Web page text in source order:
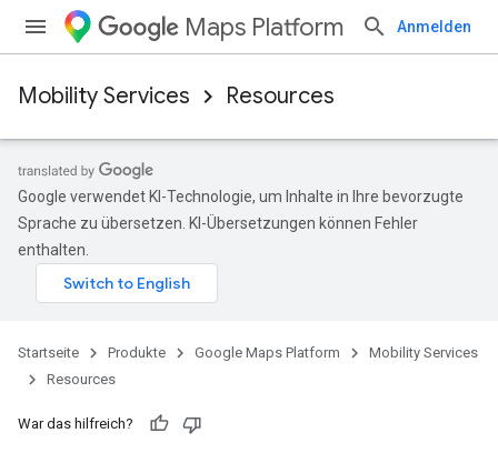
Maps Platform Anmelden
Mobility Services Resources
Google verwendet KI-Technologie, um Inhalte in Ihre bevorzugte
Sprache zu übersetzen. KI-Übersetzungen können Fehler
enthalten.
Startseite Produkte Google Maps Platform
Mobility Services
Resources
War das hilfreich?